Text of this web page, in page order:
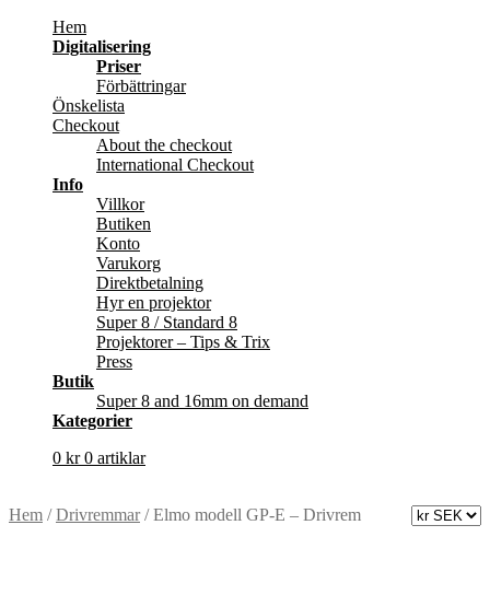
Hem
Digitalisering
Priser
Förbättringar
Önskelista
Checkout
About the checkout
International Checkout
Info
Villkor
Butiken
Konto
Varukorg
Direktbetalning
Hyr en projektor
Super 8 / Standard 8
Projektorer – Tips & Trix
Press
Butik
Super 8 and 16mm on demand
Kategorier
0 kr 0 artiklar
Hem /Drivremmar/Elmo modell GP-E – Drivrem